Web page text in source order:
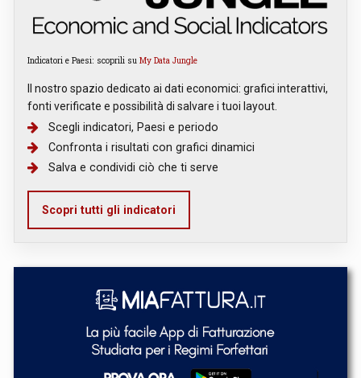
Indicatori e Paesi: scoprili su My Data Jungle
Il nostro spazio dedicato ai dati economici: grafici interattivi,
fonti verificate e possibilità di salvare i tuoi layout.
Scegli indicatori, Paesi e periodo
Confronta i risultati con grafici dinamici
Salva e condividi ciò che ti serve
Scopri tutti gli indicatori